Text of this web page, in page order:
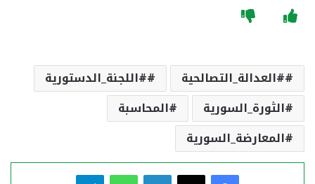
#العدالة_التصالحية
#اللجنة_الدستورية
الثورة_السورية
المحاسبة
المعارضة_السورية
فيسبوك لينكدإن واتساب